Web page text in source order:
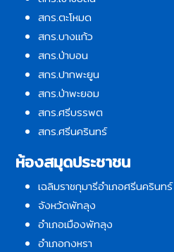
สกร.ตะโหมด
สกร.บางแก้ว
สกร.ป่าบอน
สกร.ปากพะยูน
สกร.ป่าพะยอม
สกร.ศรีบรรพต
สกร.ศรีนครินทร์
ห้องสมุดประชาชน
เฉลิมราชกุมารีอำเภอศรีนครินทร์
จังหวัดพัทลุง
อำเภอเมืองพัทลุง
อำเภอกงหรา